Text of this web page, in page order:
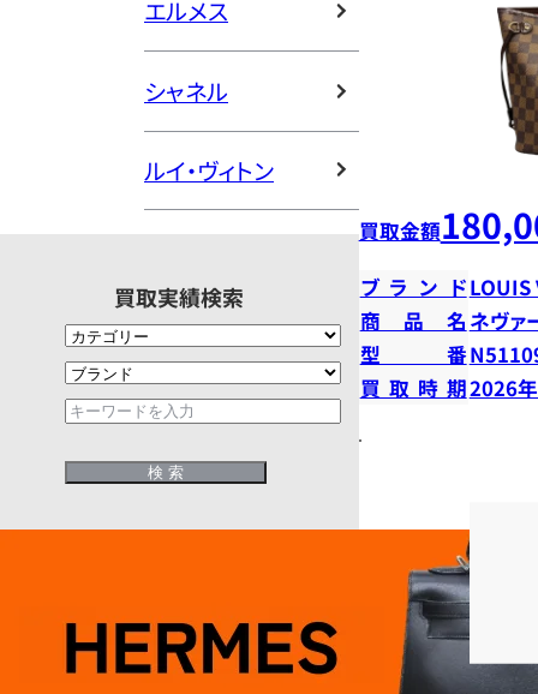
エルメス
シャネル
ルイ・ヴィトン
買取実績検索
買取金額
ブランドLOUIS
商品名 ネヴァ
型番
買取時期2026